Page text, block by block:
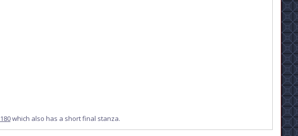
180which also has a short final stanza.